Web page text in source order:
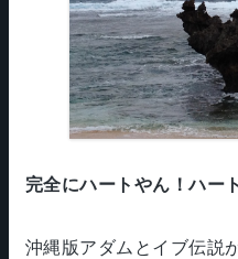
完全にハートやん！ハー
沖縄版アダムとイブ伝説